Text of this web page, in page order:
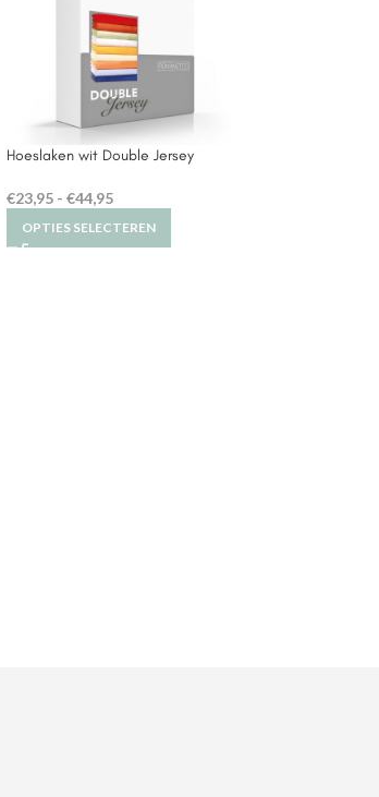
Hoeslaken wit Double Jersey
€23,95 - €44,95
OPTIES SELECTEREN